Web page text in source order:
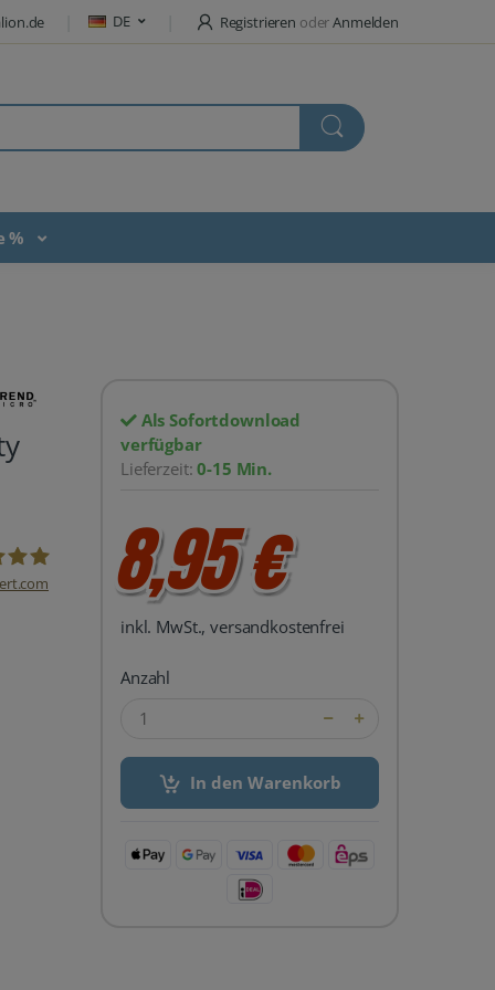
DE Registrieren oderAnmelden
%
Als Sofortdownload
verfügbar
Lieferzeit:0-15 Min.
8,95 €
inkl. MwSt., versandkostenfrei
Anzahl
In den Warenkorb